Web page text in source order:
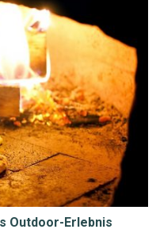
Outdoor-Erlebnis